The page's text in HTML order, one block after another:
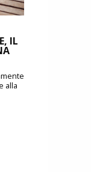
IL
alla